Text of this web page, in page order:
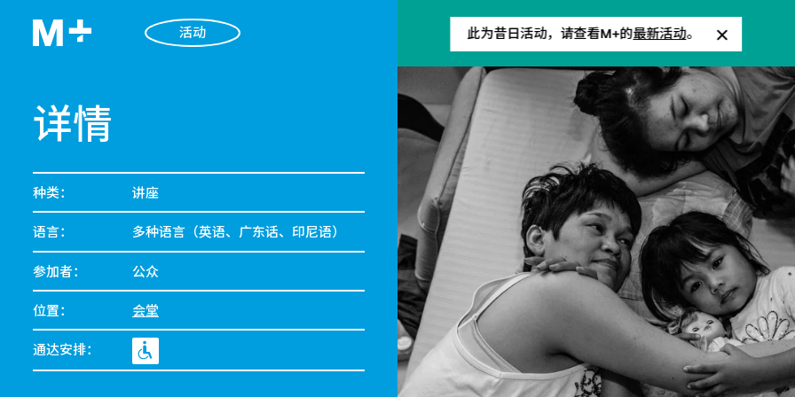
活动 此为昔日活动，请查看M+的最新活动。
详情
种类： 讲座
语言： 多种语言（英语、广东话、印尼语）
参加者： 公众
位置： 会堂
通达安排：